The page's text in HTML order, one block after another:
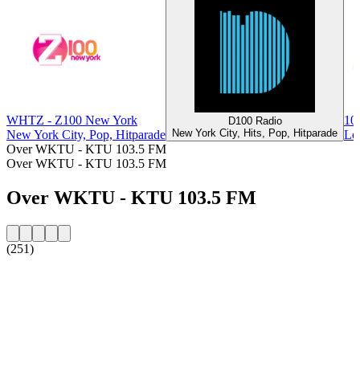
WHTZ - Z100 New York
New York City, Pop, Hitparade
D100 Radio
New York City, Hits, Pop, Hitparade
Over WKTU - KTU 103.5 FM
Over WKTU - KTU 103.5 FM
Over WKTU - KTU 103.5 FM
(251)